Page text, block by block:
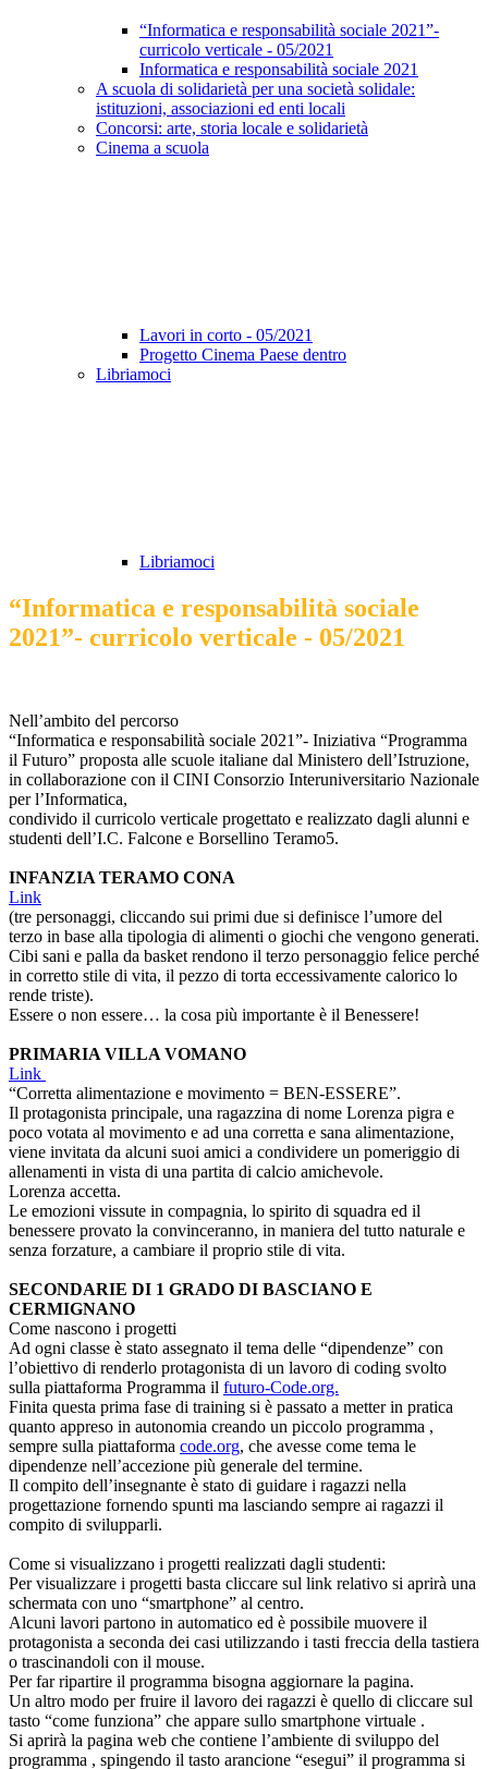
“Informatica e responsabilità sociale 2021”-
curricolo verticale - 05/2021
Informatica e responsabilità sociale 2021
A scuola di solidarietà per una società solidale:
istituzioni, associazioni ed enti locali
Concorsi: arte, storia locale e solidarietà
Cinema a scuola
Lavori in corto - 05/2021
Progetto Cinema Paese dentro
Libriamoci
Libriamoci
“Informatica e responsabilità sociale
2021”- curricolo verticale - 05/2021
Nell’ambito del percorso
“Informatica e responsabilità sociale 2021”- Iniziativa “Programma
il Futuro” proposta alle scuole italiane dal Ministero dell’Istruzione,
in collaborazione con il CINI Consorzio Interuniversitario Nazionale
per l’Informatica,
condivido il curricolo verticale progettato e realizzato dagli alunni e
studenti dell’I.C. Falcone e Borsellino Teramo5.
INFANZIA TERAMO CONA
Link
(tre personaggi, cliccando sui primi due si definisce l’umore del
terzo in base alla tipologia di alimenti o giochi che vengono generati.
Cibi sani e palla da basket rendono il terzo personaggio felice perché
in corretto stile di vita, il pezzo di torta eccessivamente calorico lo
rende triste).
Essere o non essere… la cosa più importante è il Benessere!
PRIMARIA VILLA VOMANO
Link
“Corretta alimentazione e movimento = BEN-ESSERE”.
Il protagonista principale, una ragazzina di nome Lorenza pigra e
poco votata al movimento e ad una corretta e sana alimentazione,
viene invitata da alcuni suoi amici a condividere un pomeriggio di
allenamenti in vista di una partita di calcio amichevole.
Lorenza accetta.
Le emozioni vissute in compagnia, lo spirito di squadra ed il
benessere provato la convinceranno, in maniera del tutto naturale e
senza forzature, a cambiare il proprio stile di vita.
SECONDARIE DI 1 GRADO DI BASCIANO E
CERMIGNANO
Come nascono i progetti
Ad ogni classe è stato assegnato il tema delle “dipendenze” con
l’obiettivo di renderlo protagonista di un lavoro di coding svolto
sulla piattaforma Programma il futuro-Code.org.
Finita questa prima fase di training si è passato a metter in pratica
quanto appreso in autonomia creando un piccolo programma ,
sempre sulla piattaforma code.org, che avesse come tema le
dipendenze nell’accezione più generale del termine.
Il compito dell’insegnante è stato di guidare i ragazzi nella
progettazione fornendo spunti ma lasciando sempre ai ragazzi il
compito di svilupparli.
Come si visualizzano i progetti realizzati dagli studenti:
Per visualizzare i progetti basta cliccare sul link relativo si aprirà una
schermata con uno “smartphone” al centro.
Alcuni lavori partono in automatico ed è possibile muovere il
protagonista a seconda dei casi utilizzando i tasti freccia della tastiera
o trascinandoli con il mouse.
Per far ripartire il programma bisogna aggiornare la pagina.
Un altro modo per fruire il lavoro dei ragazzi è quello di cliccare sul
tasto “come funziona” che appare sullo smartphone virtuale .
Si aprirà la pagina web che contiene l’ambiente di sviluppo del
programma , spingendo il tasto arancione “esegui” il programma si